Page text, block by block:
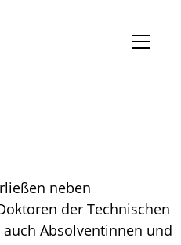
neben
der Technischen
Absolventinnen und